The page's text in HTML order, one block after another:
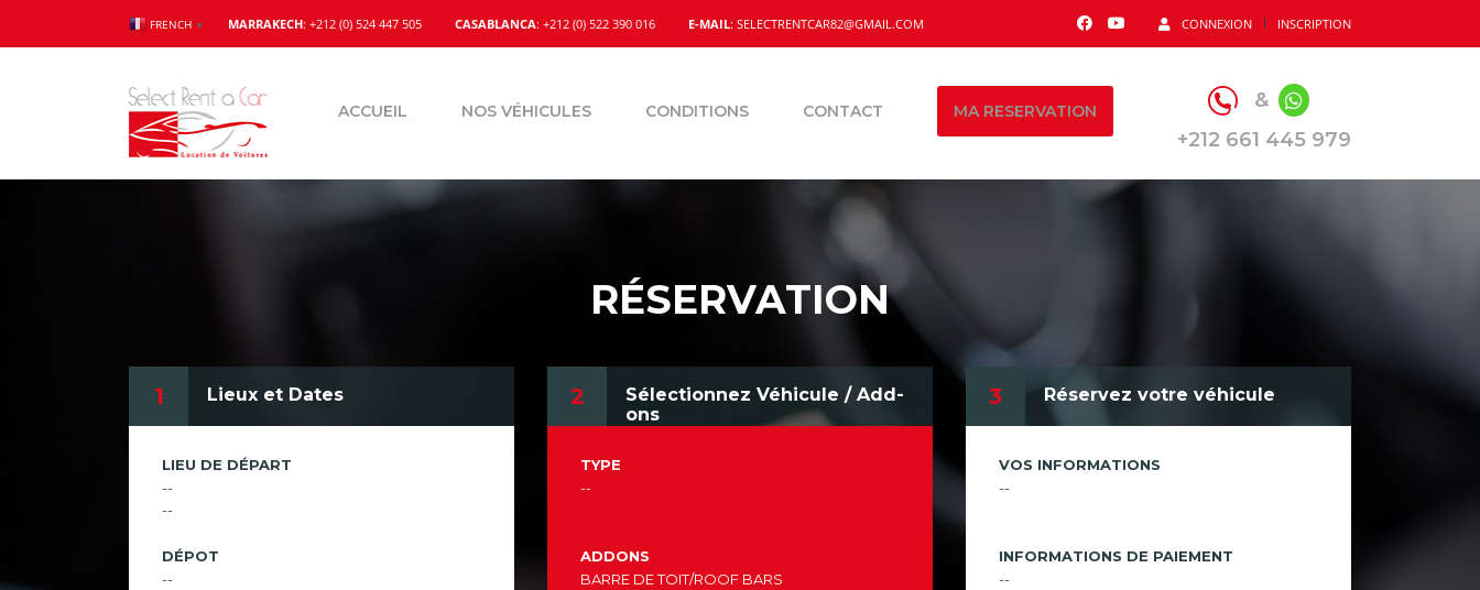
CONNEXION INSCRIPTION
FRENCH ▼ E-MAIL: SELECTRENTCAR82@GMAIL.COM
CASABLANCA: +212 (0) 522 390 016
MARRAKECH: +212 (0) 524 447 505
&
+212 661 445 979
ACCUEIL NOS VÉHICULES CONDITIONS CONTACT MA RESERVATION
RÉSERVATION
1 Lieux et Dates
LIEU DE DÉPART
--
--
DÉPOT
--
2
Sélectionnez Véhicule / Add-
ons
TYPE
--
ADDONS
BARRE DE TOIT/ROOF BARS
3 Réservez votre véhicule
VOS INFORMATIONS
--
INFORMATIONS DE PAIEMENT
--